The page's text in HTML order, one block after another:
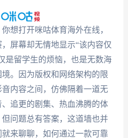
想打开咪咕体育海外在线，
屏幕却无情地显示“该内容仅
是留学生的烦恼，也是无数海
。因为版权和网络架构的限
内容之间，仿佛隔着一道无
追更的剧集、热血沸腾的体
问题总有答案，这道墙也并
来聊聊，如何通过一款可靠